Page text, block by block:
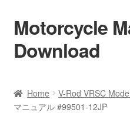
Skip
to
navigation
Skip
to
content
Motorcycle
Download
Shop
Home V-Rod VRSC
マニュアル #99501-12JP